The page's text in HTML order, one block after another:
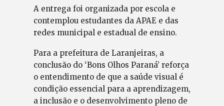
A entrega foi organizada por escola e
contemplou estudantes da APAE e das
redes municipal e estadual de ensino.
Para a prefeitura de Laranjeiras, a
conclusão do ‘Bons Olhos Paraná’ reforça
o entendimento de que a saúde visual é
condição essencial para a aprendizagem,
a inclusão e o desenvolvimento pleno de